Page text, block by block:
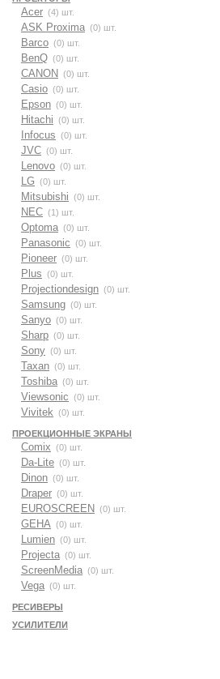
Acer (4) шт.
ASK Proxima (0) шт.
Barco (0) шт.
BenQ (0) шт.
CANON (0) шт.
Casio (0) шт.
Epson (0) шт.
Hitachi (0) шт.
Infocus (0) шт.
JVC (0) шт.
Lenovo (0) шт.
LG (0) шт.
Mitsubishi (0) шт.
NEC (1) шт.
Optoma (0) шт.
Panasonic (0) шт.
Pioneer (0) шт.
Plus (0) шт.
Projectiondesign (0) шт.
Samsung (0) шт.
Sanyo (0) шт.
Sharp (0) шт.
Sony (0) шт.
Taxan (0) шт.
Toshiba (0) шт.
Viewsonic (0) шт.
Vivitek (0) шт.
ПРОЕКЦИОННЫЕ ЭКРАНЫ
Comix (0) шт.
Da-Lite (0) шт.
Dinon (0) шт.
Draper (0) шт.
EUROSCREEN (0) шт.
GEHA (0) шт.
Lumien (0) шт.
Projecta (0) шт.
ScreenMedia (0) шт.
Vega (0) шт.
РЕСИВЕРЫ
УСИЛИТЕЛИ